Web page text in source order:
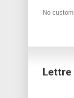
No
Lettre